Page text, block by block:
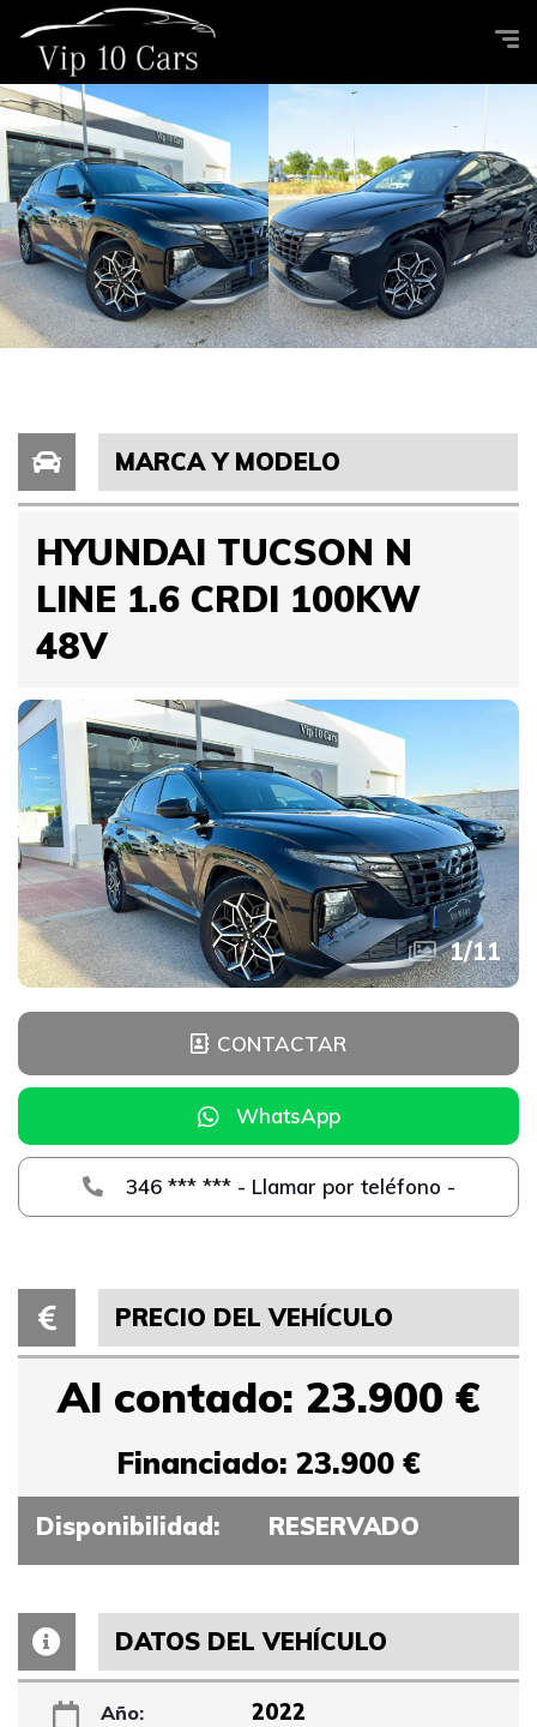
MARCA Y MODELO
HYUNDAI TUCSON N
LINE 1.6 CRDI 100KW
48V
1/11
CONTACTAR
WhatsApp
346 *** *** - Llamar por teléfono -
PRECIO DEL VEHÍCULO
Al contado: 23.900 €
Financiado: 23.900 €
Disponibilidad: RESERVADO
DATOS DEL VEHÍCULO
Año: 2022